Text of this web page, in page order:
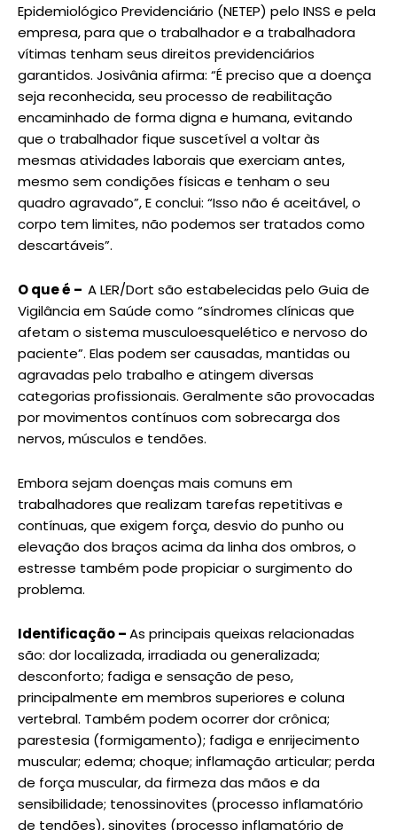
Epidemiológico Previdenciário (NETEP) pelo INSS e pela
empresa, para que o trabalhador e a trabalhadora
vítimas tenham seus direitos previdenciários
garantidos. Josivânia afirma: “É preciso que a doença
seja reconhecida, seu processo de reabilitação
encaminhado de forma digna e humana, evitando
que o trabalhador fique suscetível a voltar às
mesmas atividades laborais que exerciam antes,
mesmo sem condições físicas e tenham o seu
quadro agravado”, E conclui: “Isso não é aceitável, o
corpo tem limites, não podemos ser tratados como
descartáveis”.
O que é – A LER/Dort são estabelecidas pelo Guia de
Vigilância em Saúde como “síndromes clínicas que
afetam o sistema musculoesquelético e nervoso do
paciente”. Elas podem ser causadas, mantidas ou
agravadas pelo trabalho e atingem diversas
categorias profissionais. Geralmente são provocadas
por movimentos contínuos com sobrecarga dos
nervos, músculos e tendões.
Embora sejam doenças mais comuns em
trabalhadores que realizam tarefas repetitivas e
contínuas, que exigem força, desvio do punho ou
elevação dos braços acima da linha dos ombros, o
estresse também pode propiciar o surgimento do
problema.
Identificação –As principais queixas relacionadas
são: dor localizada, irradiada ou generalizada;
desconforto; fadiga e sensação de peso,
principalmente em membros superiores e coluna
vertebral. Também podem ocorrer dor crônica;
parestesia (formigamento); fadiga e enrijecimento
muscular; edema; choque; inflamação articular; perda
de força muscular, da firmeza das mãos e da
sensibilidade; tenossinovites (processo inflamatório
de tendões), sinovites (processo inflamatório de